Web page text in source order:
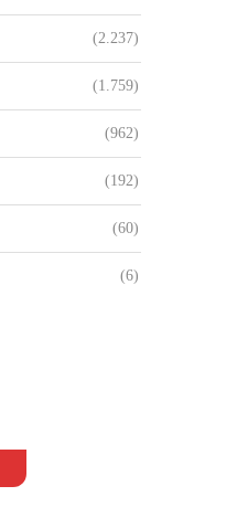
(2.237)
(1.759)
(962)
(192)
(60)
(6)